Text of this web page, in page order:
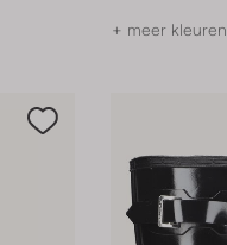
+ meer kleuren